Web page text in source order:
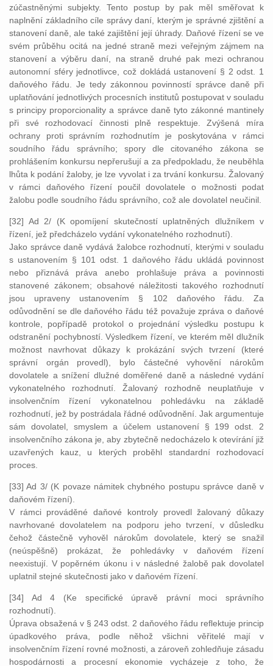
zúčastněnými subjekty. Tento postup by pak měl směřovat k
naplnění základního cíle správy daní, kterým je správné zjištění a
stanovení daně, ale také zajištění její úhrady. Daňové řízení se ve
svém průběhu ocitá na jedné straně mezi veřejným zájmem na
stanovení a výběru daní, na straně druhé pak mezi ochranou
autonomní sféry jednotlivce, což dokládá ustanovení § 2 odst. 1
daňového řádu. Je tedy zákonnou povinností správce daně při
uplatňování jednotlivých procesních institutů postupovat v souladu
s principy proporcionality a správce daně tyto zákonné mantinely
při své rozhodovací činnosti plně respektuje. Zvýšená míra
ochrany proti správním rozhodnutím je poskytována v rámci
soudního řádu správního; spory dle citovaného zákona se
prohlášením konkursu nepřerušují a za předpokladu, že neuběhla
lhůta k podání žaloby, je lze vyvolat i za trvání konkursu. Žalovaný
v rámci daňového řízení poučil dovolatele o možnosti podat
žalobu podle soudního řádu správního, což ale dovolatel neučinil.
[32] Ad 2/ (K opomíjení skutečností uplatněných dlužníkem v
řízení, jež předcházelo vydání vykonatelného rozhodnutí).
Jako správce daně vydává žalobce rozhodnutí, kterými v souladu
s ustanovením § 101 odst. 1 daňového řádu ukládá povinnost
nebo přiznává práva anebo prohlašuje práva a povinnosti
stanovené zákonem; obsahové náležitosti takového rozhodnutí
jsou upraveny ustanovením § 102 daňového řádu. Za
odůvodnění se dle daňového řádu též považuje zpráva o daňové
kontrole, popřípadě protokol o projednání výsledku postupu k
odstranění pochybností. Výsledkem řízení, ve kterém měl dlužník
možnost navrhovat důkazy k prokázání svých tvrzení (které
správní orgán provedl), bylo částečné vyhovění nárokům
dovolatele a snížení dlužné doměřené daně a následné vydání
vykonatelného rozhodnutí. Žalovaný rozhodně neuplatňuje v
insolvenčním řízení vykonatelnou pohledávku na základě
rozhodnutí, jež by postrádala řádné odůvodnění. Jak argumentuje
sám dovolatel, smyslem a účelem ustanovení § 199 odst. 2
insolvenčního zákona je, aby zbytečně nedocházelo k otevírání již
uzavřených kauz, u kterých proběhl standardní rozhodovací
proces.
[33] Ad 3/ (K povaze námitek chybného postupu správce daně v
daňovém řízení).
V rámci prováděné daňové kontroly provedl žalovaný důkazy
navrhované dovolatelem na podporu jeho tvrzení, v důsledku
čehož částečně vyhověl nárokům dovolatele, který se snažil
(neúspěšně) prokázat, že pohledávky v daňovém řízení
neexistují. V popěrném úkonu i v následné žalobě pak dovolatel
uplatnil stejné skutečnosti jako v daňovém řízení.
[34] Ad 4 (Ke specifické úpravě právní moci správního
rozhodnutí).
Úprava obsažená v § 243 odst. 2 daňového řádu reflektuje princip
úpadkového práva, podle něhož všichni věřitelé mají v
insolvenčním řízení rovné možnosti, a zároveň zohledňuje zásadu
hospodárnosti a procesní ekonomie vycházeje z toho, že